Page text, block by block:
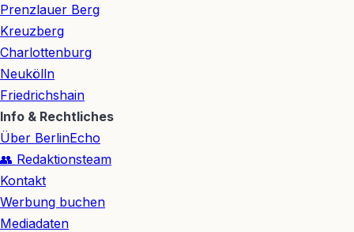
Prenzlauer Berg
Kreuzberg
Charlottenburg
Neukölln
Friedrichshain
Info & Rechtliches
Über BerlinEcho
👥 Redaktionsteam
Kontakt
Werbung buchen
Mediadaten